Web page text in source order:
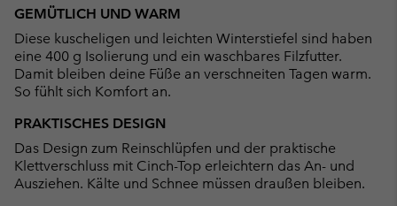
GEMÜTLICH UND WARM
Diese kuscheligen und leichten Winterstiefel sind haben
eine 400 g Isolierung und ein waschbares Filzfutter.
Damit bleiben deine Füße an verschneiten Tagen warm.
So fühlt sich Komfort an.
PRAKTISCHES DESIGN
Das Design zum Reinschlüpfen und der praktische
Klettverschluss mit Cinch-Top erleichtern das An- und
Ausziehen. Kälte und Schnee müssen draußen bleiben.